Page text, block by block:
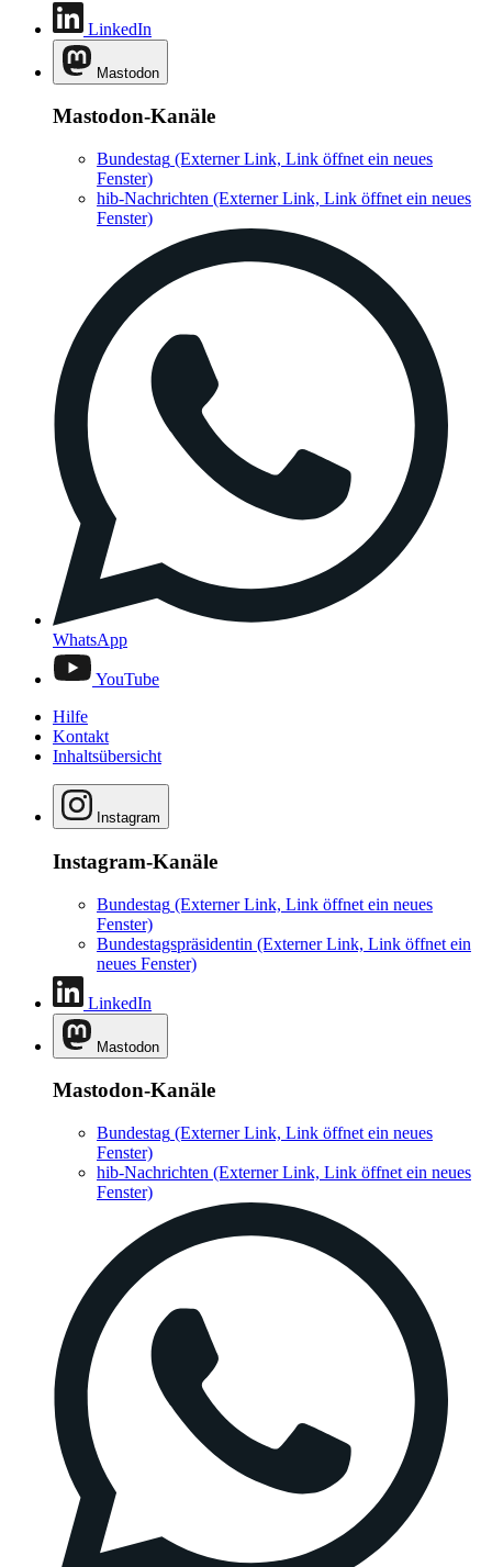
LinkedIn
Mastodon
Mastodon-Kanäle
Bundestag (Externer Link, Link öffnet ein neues
Fenster)
hib-Nachrichten (Externer Link, Link öffnet ein neues
Fenster)
WhatsApp
YouTube
Hilfe
Kontakt
Inhaltsübersicht
Instagram
Instagram-Kanäle
Bundestag (Externer Link, Link öffnet ein neues
Fenster)
Bundestagspräsidentin (Externer Link, Link öffnet ein
neues Fenster)
LinkedIn
Mastodon
Mastodon-Kanäle
Bundestag (Externer Link, Link öffnet ein neues
Fenster)
hib-Nachrichten (Externer Link, Link öffnet ein neues
Fenster)